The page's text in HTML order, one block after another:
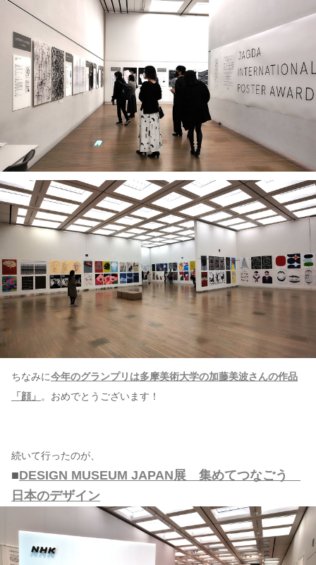
ちなみに今年のグランプリは多摩美術大学の加藤美波さんの作品
「顔」 。おめでとうございます！
続いて行ったのが、
■DESIGN MUSEUM JAPAN展 集めてつなごう
日本のデザイン